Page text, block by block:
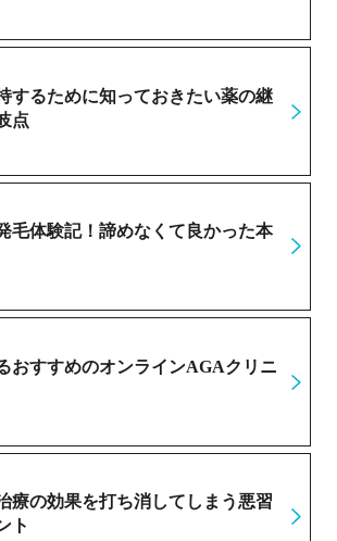
するために知っておきたい薬の継
点
毛体験記！諦めなくて良かった本
おすすめのオンラインAGAクリニ
療の効果を打ち消してしまう悪習
ト